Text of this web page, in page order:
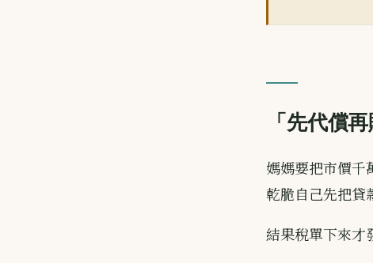
「先代償
媽媽要把市價千
乾脆自己先把貸
結果稅單下來才